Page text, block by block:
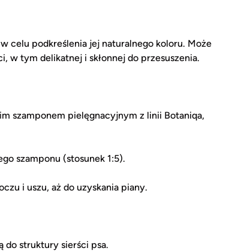
celu podkreślenia jej naturalnego koloru. Może
w tym delikatnej i skłonnej do przesuszenia.
szamponem pielęgnacyjnym z linii Botaniqa,
szamponu (stosunek 1:5).
i uszu, aż do uzyskania piany.
do struktury sierści psa.